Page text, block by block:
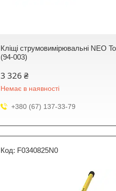
Кліщі струмовимірювальні NEO
(94-003)
3 326 ₴
Немає в наявності
+380 (67) 137-33-79
F0340825N0